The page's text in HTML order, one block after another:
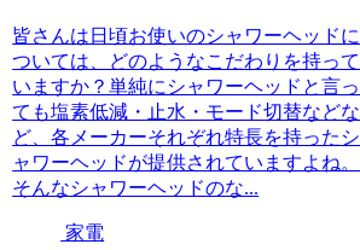
皆さんは日頃お使いのシャワーヘッドに
ついては、どのようなこだわりを持って
いますか？単純にシャワーヘッドと言っ
ても塩素低減・止水・モード切替などな
ど、各メーカーそれぞれ特長を持ったシ
ャワーヘッドが提供されていますよね。
そんなシャワーヘッドのな...
家電